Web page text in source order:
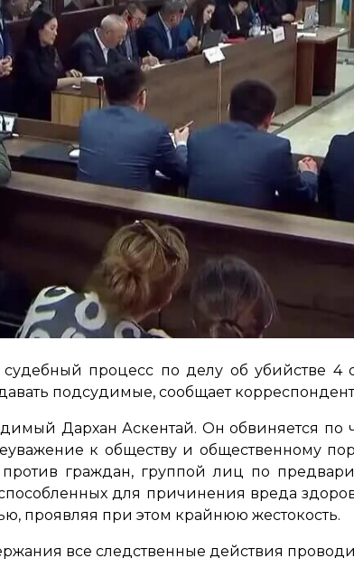
процесс по делу об убийстве 4
подсудимые, сообщает
Дархан Аскентай. Он обвиняется по
к обществу и общественному
граждан, группой лиц по
для причинения вреда
проявляя при этом крайнюю жестокость.
все следственные действия